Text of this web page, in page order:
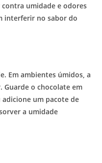
umidade e odores
interferir no sabor do
Em ambientes úmidos, a
o chocolate em
um pacote de
a umidade